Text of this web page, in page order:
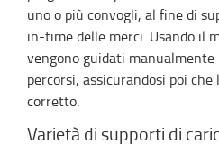
uno o più convogli, al fine di
in-time delle merci. Usando il
vengono guidati manualmente
percorsi, assicurandosi poi
corretto.
Varietà di supporti di